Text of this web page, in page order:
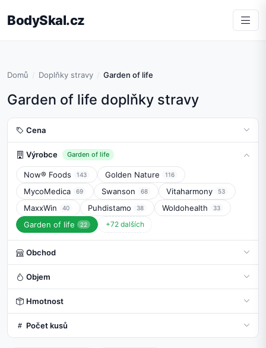
BodySkal.cz
Domů Doplňky stravy Garden of life
Garden of life doplňky stravy
Cena
Výrobce Garden of life
Now® Foods 143 Golden Nature 116
MycoMedica 69 Swanson 68 Vitaharmony 53
MaxxWin 40 Puhdistamo 38 Woldohealth 33
Garden of life 22 +72 dalších
Obchod
Objem
Hmotnost
Počet kusů